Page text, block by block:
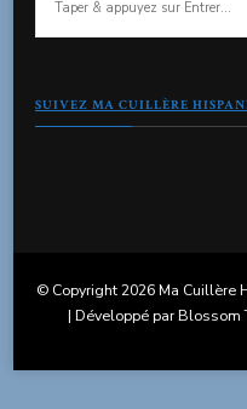
recherchiez
?
SUIVEZ MA CUILLÈRE
© Copyright 2026Ma Cuillère
| Développé parBlossom